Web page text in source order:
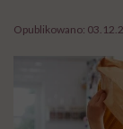
Opublikowano: